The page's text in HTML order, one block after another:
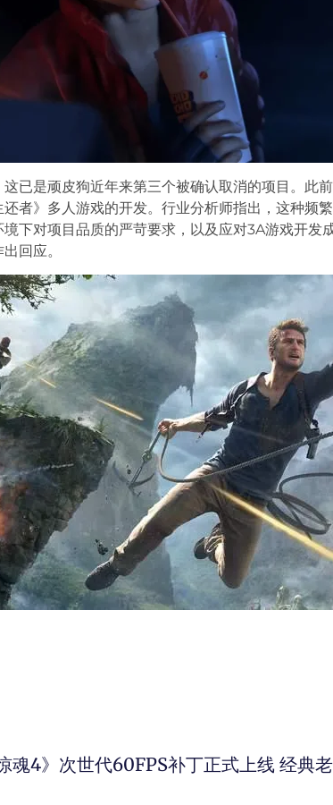
已是顽皮狗近年来第三个被确认取消的项目。此
还者》多人游戏的开发。行业分析师指出，这种频
下对项目品质的严苛要求，以及应对3A游戏开发
回应。
魂4》次世代60FPS补丁正式上线 经典